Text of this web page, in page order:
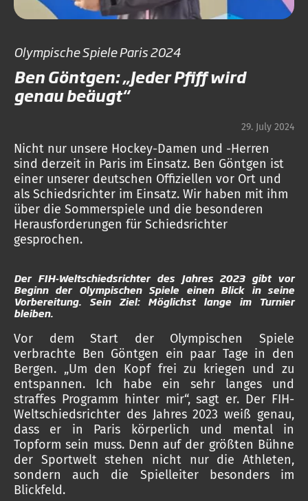
Olympische Spiele Paris 2024
Ben Göntgen: „Jeder Pfiff wird
genau beäugt“
29. July 2024
Nicht nur unsere Hockey-Damen und -Herren
sind derzeit in Paris im Einsatz. Ben Göntgen ist
einer unserer deutschen Offiziellen vor Ort und
als Schiedsrichter im Einsatz. Wir haben mit ihm
über die Sommerspiele und die besonderen
Herausforderungen für Schiedsrichter
gesprochen.
Der FIH-Weltschiedsrichter des Jahres 2023 gibt vor
Beginn der Olympischen Spiele einen Blick in seine
Vorbereitung. Sein Ziel: Möglichst lange im Turnier
bleiben.
Vor dem Start der Olympischen Spiele
verbrachte Ben Göntgen ein paar Tage in den
Bergen. „Um den Kopf frei zu kriegen und zu
entspannen. Ich habe ein sehr langes und
straffes Programm hinter mir“, sagt er. Der FIH-
Weltschiedsrichter des Jahres 2023 weiß genau,
dass er in Paris körperlich und mental in
Topform sein muss. Denn auf der größten Bühne
der Sportwelt stehen nicht nur die Athleten,
sondern auch die Spielleiter besonders im
Blickfeld.